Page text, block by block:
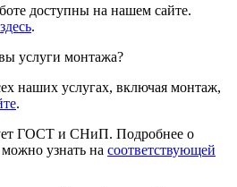
доступны на нашем сайте.
здесь.
услуги монтажа?
наших услугах, включая монтаж,
.
ГОСТ и СНиП. Подробнее о
узнать на соответствующей